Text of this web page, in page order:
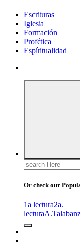
Escrituras
Iglesia
Formación
Profética
Espíritualidad
Search
for:
Or check our
1a lectura2a.
lecturaA.T